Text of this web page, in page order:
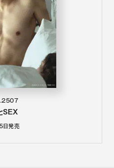
SEX
日発売